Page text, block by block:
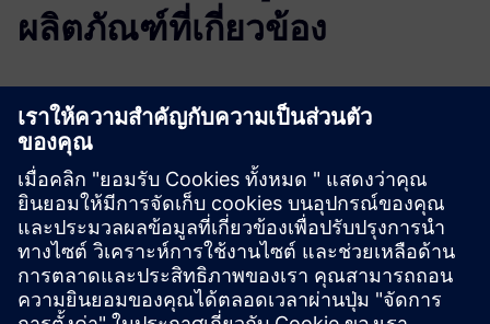
ผลิตภัณฑ์ที่เกี่ยวข้อง
ข้อมูลและแหล่งข้อมูลเพิ่มเติม
Website HL-X-LAB™
Virtual Tour Reference Project
เงื่อนไขเบื้องต้น
3.2 meters room height